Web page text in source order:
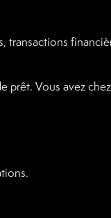
transactions
prêt. Vous avez chez